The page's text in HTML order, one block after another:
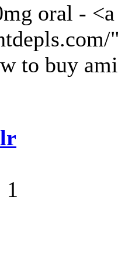
oral - <a
to buy
1